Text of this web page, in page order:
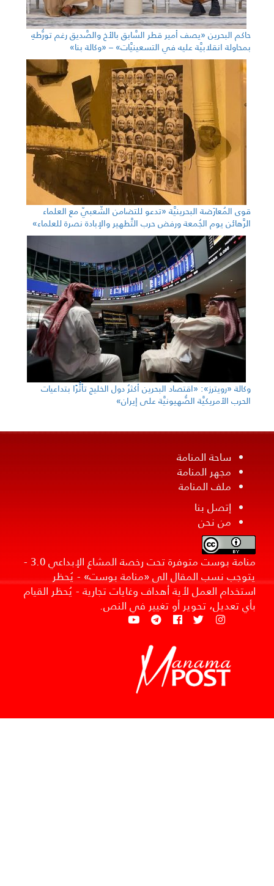
حاكم البحرين «يصف أمير قطر السَّابق بالأخ والصَّديق رغم تورُّطهِ
بمحاولة انقلابيَّة عليه في التسعينيَّات» – «وكالة بنا»
قوى المُعارَضة البحرينيَّة «تدعو للتضامن الشّعبيّ مع العلماء
الرَّهائن يوم الجُمعة ورفض حرب التَّطهير والإبادة نصرة للعلماء»
وكالة «رويترز»: «اقتصاد البحرين أكثرُ دول الخليج تأثُّرًا بتداعيات
الحرب الأمريكيَّة الصُّهيونيَّة على إيران»
ساحة المنامة
مجهر المنامة
ملف المنامة
إتصل بنا
من نحن
منامة بوست متوفرة تحت رخصة المشاع الإبداعي 3.0 -
يتوجب نسب المقال الى «منامة بوست» - يُحظر
استخدام العمل لأية أهداف وغايات تجارية - يُحظر القيام
بأي تعديل، تحوير أو تغيير في النص.